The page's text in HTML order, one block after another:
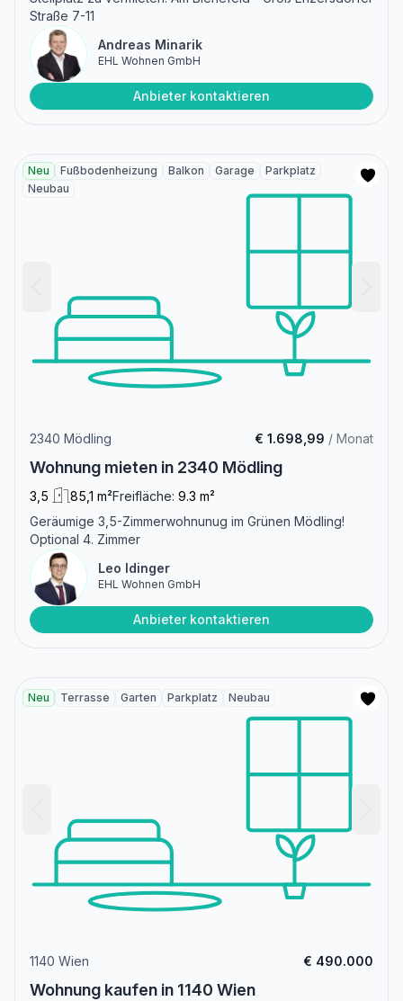
Straße 7-11
Andreas Minarik
EHL Wohnen GmbH
Anbieter kontaktieren
Neu Fußbodenheizung Balkon Garage
Parkplatz
Neubau
2340 Mödling € 1.698,99 / Monat
Wohnung mieten in 2340 Mödling
3,5 85,1 m²Freifläche: 9.3 m²
Geräumige 3,5-Zimmerwohnunug im Grünen Mödling!
Optional 4. Zimmer
Leo Idinger
EHL Wohnen GmbH
Anbieter kontaktieren
Neu Terrasse Garten Parkplatz Neubau
1140 Wien € 490.000
Wohnung kaufen in 1140 Wien